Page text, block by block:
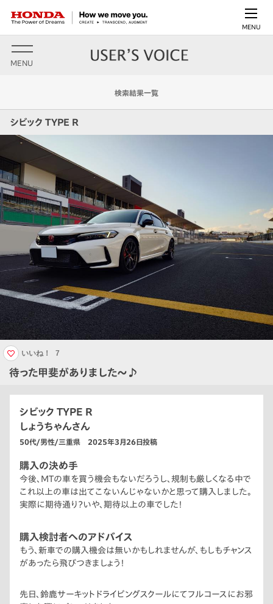
MENU
MENU
検索結果一覧
シビック TYPE R
待った甲斐がありました〜♪
いいね！ 7
シビック TYPE R
しょうちゃんさん
50代/男性/三重県 2025年3月26日投稿
購入の決め手
今後、MTの車を買う機会もないだろうし、規制も厳しくなる中で
これ以上の車は出てこないんじゃないかと思って購入しました。
実際に期待通り？いや、期待以上の車でした！
購入検討者へのアドバイス
もう、新車での購入機会は無いかもしれませんが、もしもチャンス
があったら飛びつきましょう！
先日、鈴鹿サーキットドライビングスクールにてフルコースにお邪